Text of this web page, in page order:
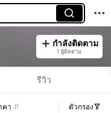
กำลังติดตาม
1 ผู้ติดตาม
รีวิว
คา ตัวกรอง